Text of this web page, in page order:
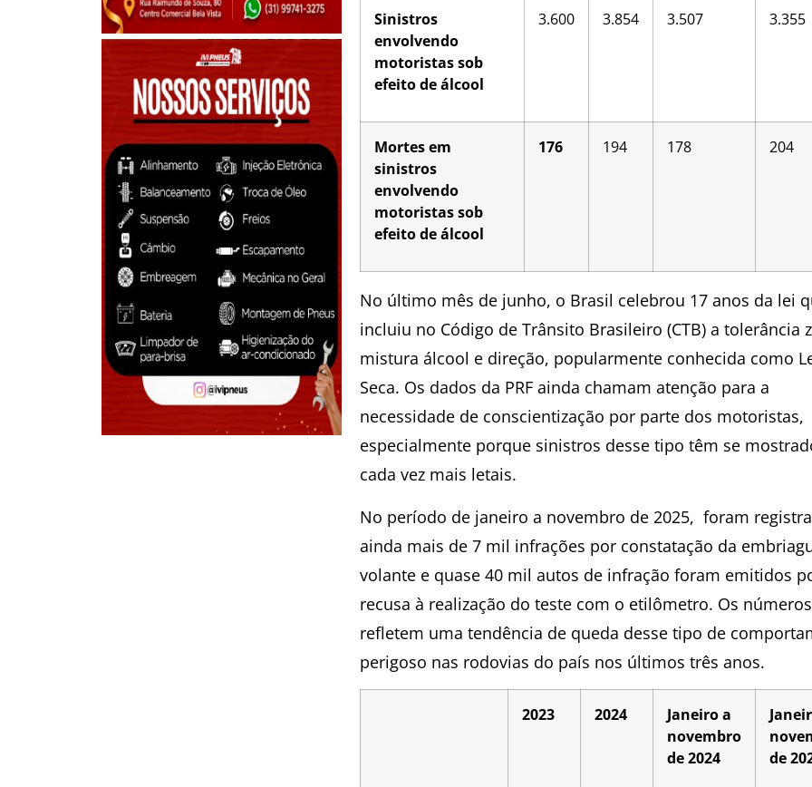
Sinistros
envolvendo
motoristas sob
efeito de álcool
3.600 3.854 3.507 3.355
Mortes em
sinistros
envolvendo
motoristas sob
efeito de álcool
176 194 178 204
No último mês de junho, o Brasil celebrou 17 anos da lei
incluiu no Código de Trânsito Brasileiro (CTB) a tolerância
mistura álcool e direção, popularmente conhecida como
Seca. Os dados da PRF ainda chamam atenção para a
necessidade de conscientização por parte dos motoristas,
especialmente porque sinistros desse tipo têm se
cada vez mais letais.
No período de janeiro a novembro de 2025, foram
ainda mais de 7 mil infrações por constatação da
volante e quase 40 mil autos de infração foram emitidos
recusa à realização do teste com o etilômetro. Os números
refletem uma tendência de queda desse tipo de
perigoso nas rodovias do país nos últimos três anos.
2023 2024
Janeiro a
novembro
de 2024
de